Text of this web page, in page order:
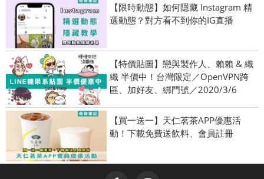
【限時動態】如何隱藏 Instagram 精
選動態？對方看不到你的IG直播
【特價貼圖】戀與製作人、賴賴 & 織
織 半價中！台灣限定／OpenVPN跨
區、加好友、綁門號／2020/3/6
【買一送一】天仁茗茶APP優惠活
動！下載免費送飲料、會員註冊